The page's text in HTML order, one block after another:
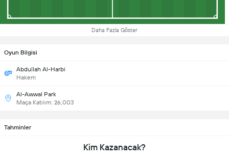
Daha Fazla Göster
Oyun Bilgisi
Abdullah Al-Harbi
Hakem
Al-Awwal Park
Maça Katılım: 26,003
Tahminler
Kim Kazanacak?